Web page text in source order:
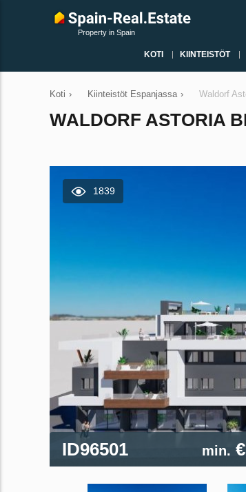
Property in Spain
KOTI KIINTEISTÖT
Koti › Kiinteistöt Espanjassa › Waldorf
WALDORF ASTORIA
1839
ID96501 min.